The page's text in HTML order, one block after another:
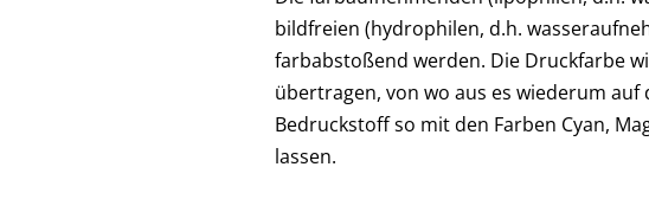
bildfreien (hydrophilen, d.h.
farbabstoßend werden. Die Druckfarbe
übertragen, von wo aus es wiederum
Bedruckstoff so mit den Farben Cyan,
lassen.